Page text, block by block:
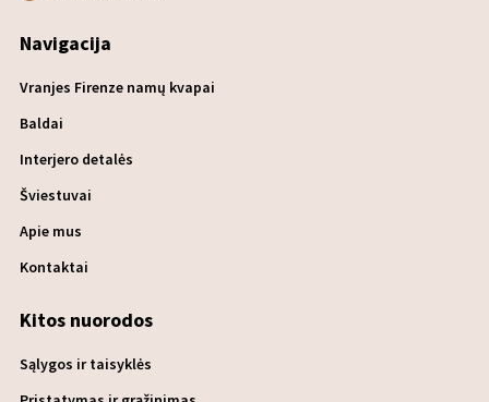
Navigacija
Vranjes Firenze namų kvapai
Baldai
Interjero detalės
Šviestuvai
Apie mus
Kontaktai
Kitos nuorodos
Sąlygos ir taisyklės